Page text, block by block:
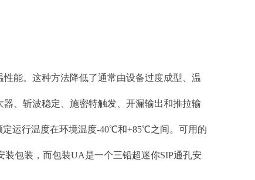
能。这种方法降低了通常由设备过度成型、温
、斩波稳定、施密特触发、开漏输出和推拉输
定运行温度在环境温度-40℃和+85℃之间。可用的
装包装，而包装UA是一个三铅超迷你SIP通孔安